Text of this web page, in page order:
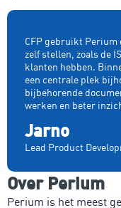
CFP gebruikt Perium
zelf stellen, zoals de
klanten hebben.
een centrale plek
bijbehorende
werken en beter
Jarno
Lead Product
Over Perium
Perium is het meest